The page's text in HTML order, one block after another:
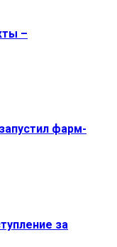
–
фарм-
за